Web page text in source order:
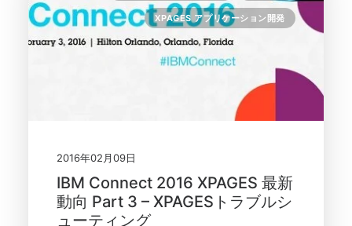
XPAGES アプリケーション開発
2016年02月09日
IBM Connect 2016 XPAGES 最新
動向 Part 3 – XPAGESトラブルシ
ューティング